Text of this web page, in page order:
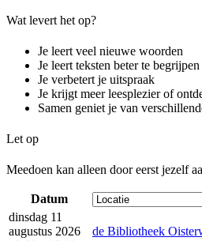
Wat levert het op?
Je leert veel nieuwe woorden
Je leert teksten beter te
Je verbetert je uitspraak
Je krijgt meer leesplezier of
Samen geniet je van
Let op
Meedoen kan alleen door eerst jezelf
Datum
dinsdag 11
augustus 2026
de Bibliotheek